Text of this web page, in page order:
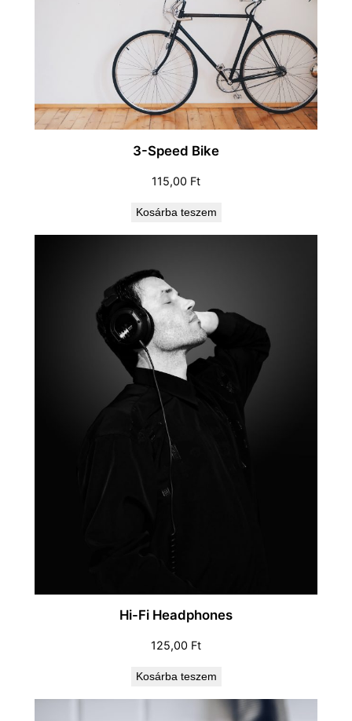
3-Speed Bike
115,00 Ft
Kosárba teszem
Hi-Fi Headphones
125,00 Ft
Kosárba teszem